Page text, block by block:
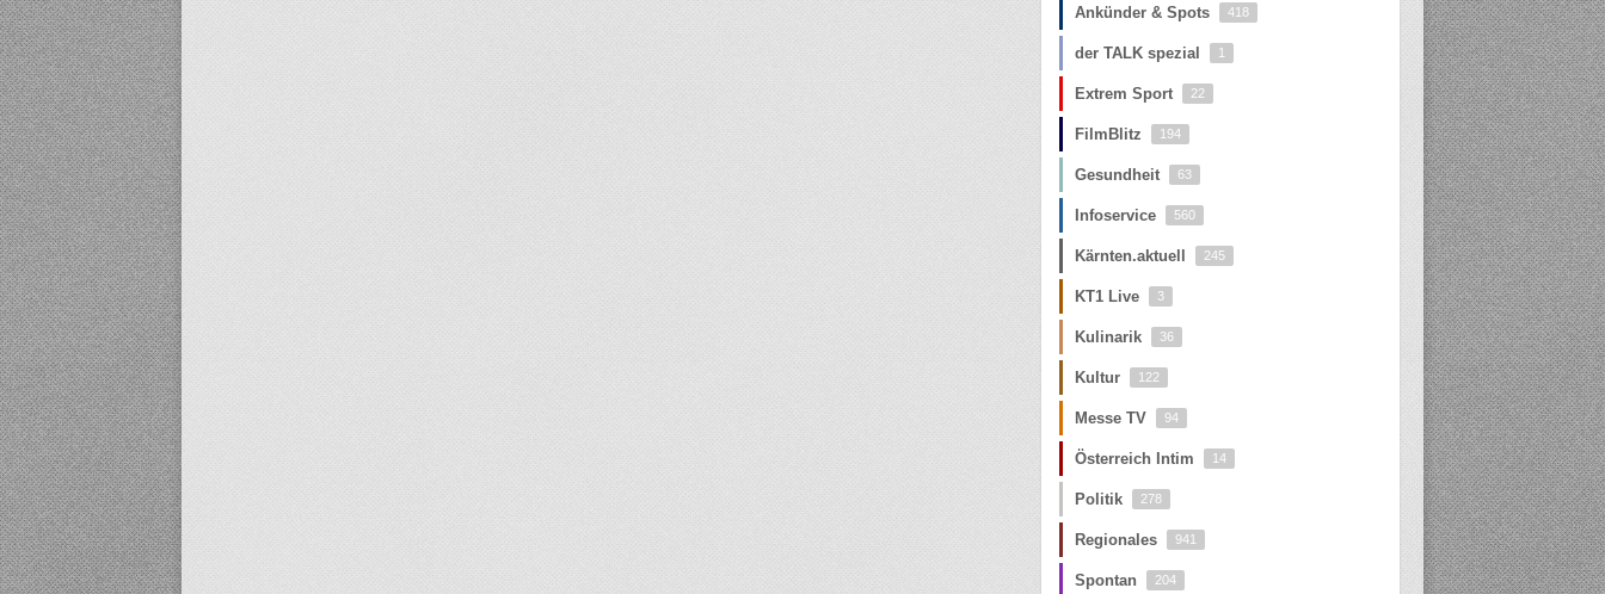
Ankünder & Spots 418
der TALK spezial 1
Extrem Sport 22
FilmBlitz 194
Gesundheit 63
Infoservice 560
Kärnten.aktuell 245
KT1 Live 3
Kulinarik 36
Kultur 122
Messe TV 94
Österreich Intim 14
Politik 278
Regionales 941
Spontan 204